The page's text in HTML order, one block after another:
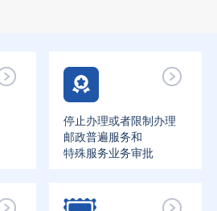
停止办理或者限制办理
邮政普遍服务和
特殊服务业务审批